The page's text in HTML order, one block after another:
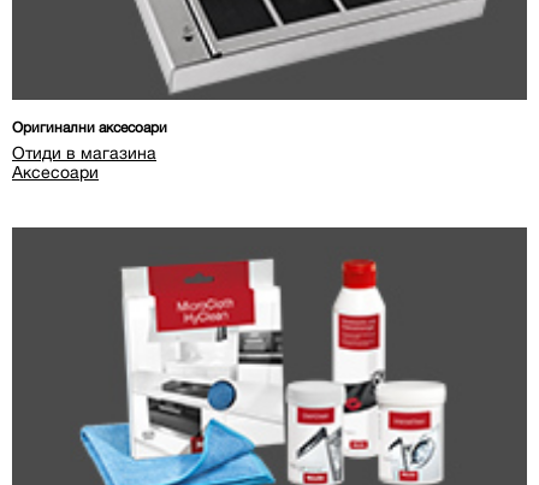
Оригинални аксесоари
Отиди в магазина
Аксесоари